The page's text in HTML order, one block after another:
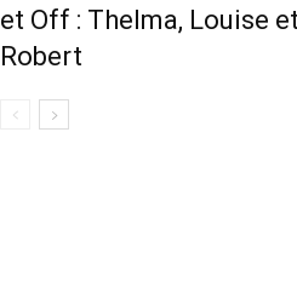
et Off : Thelma, Louise
Robert